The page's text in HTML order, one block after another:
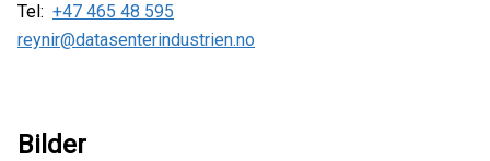
Tel: +47 465 48 595
reynir@datasenterindustrien.no
Bilder